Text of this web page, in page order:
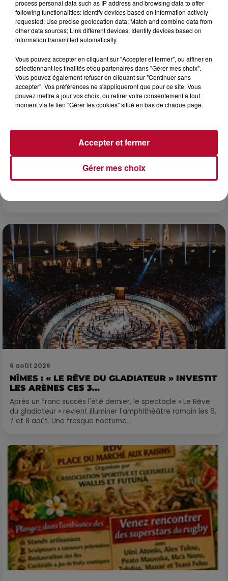
rendez-vous à ne pas manquer dans le coin. Que vous ayez
envie de voyager à l'autre bout du monde,...
7 août 2026
6 août 2026
NÎMES : « LE RÊVE DU GLADIATEUR » INVESTIT
LES ARÈNES CES 3...
Après un franc succès l'été dernier, le spectacle « Le Rêve
du gladiateur » revient illuminer l'amphithéâtre romain les 6,
7 et 8 août. Une fresque nocturne...
process personal data such as IP address and browsing data to offer
following functionalities: Identify devices based on information actively
requested; Use precise geolocation data; Match and combine data from
other data sources; Link different devices; Identify devices based on
information transmitted automatically.
Vous pouvez accepter en cliquant sur "Accepter et fermer", ou affiner en
sélectionnant les finalités et/ou partenaires dans "Gérer mes choix".
Vous pouvez également refuser en cliquant sur "Continuer sans
accepter". Vos préférences ne s'appliqueront que pour ce site. Vous
pouvez mettre à jour vos choix, ou retirer votre consentement à tout
moment via le lien "Gérer les cookies" situé en bas de chaque page.
Gérer mes choix
Accepter et fermer